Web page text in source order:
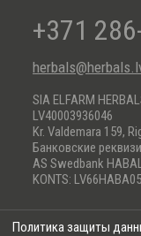
+371
SIA ELFARM
LV40003936046
Kr. Valdemara 159,
Банковские
AS Swedbank
KONTS:
Политика защиты